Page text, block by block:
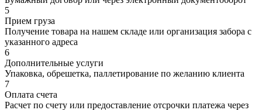
5
Прием груза
Получение товара на нашем складе или организация забора с
указанного адреса
6
Дополнительные услуги
Упаковка, обрешетка, паллетирование по желанию клиента
7
Оплата счета
Расчет по счету или предоставление отсрочки платежа через